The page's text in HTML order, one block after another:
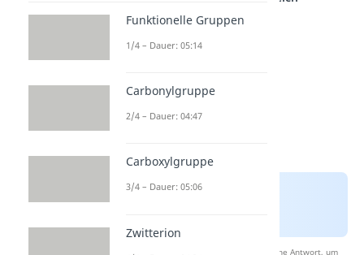
Nach Beantwortung speichern wir deine Antwort, um
Funktionelle Gruppen
1/4 – Dauer: 05:14
Carbonylgruppe
2/4 – Dauer: 04:47
Carboxylgruppe
3/4 – Dauer: 05:06
Zwitterion